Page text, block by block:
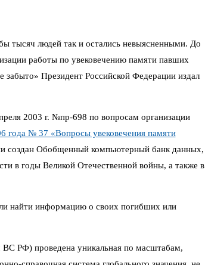
тысяч людей так и остались невыясненными. До
работы по увековечению памяти павших
забыто» Президент Российской Федерации издал
2003 г. №пр-698 по вопросам организации
года № 37 «Вопросы увековечения памяти
создан Обобщенный компьютерный банк данных,
в годы Великой Отечественной войны, а также в
найти информацию о своих погибших или
РФ) проведена уникальная по масштабам,